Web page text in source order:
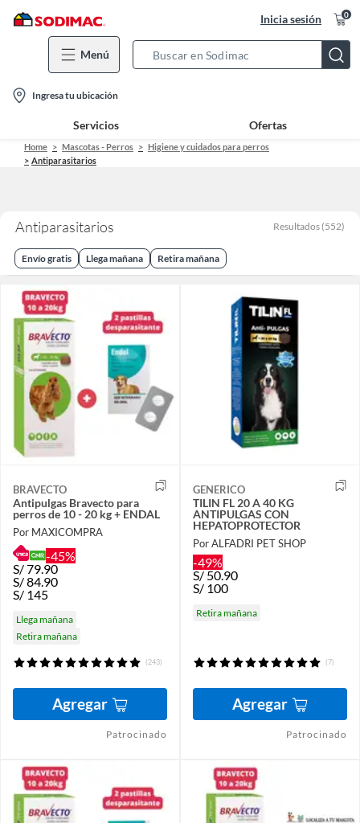
Inicia sesión 0
Menú
Bar
location-
icon
Ingresa tu ubicación
Servicios Ofertas
Home Mascotas - Perros
Higiene y cuidados para perros
Antiparasitarios
Antiparasitarios Resultados (552)
Envío gratis Llega mañana Retira mañana
BRAVECTO
Antipulgas Bravecto para
perros de 10 - 20 kg + ENDAL
Por MAXICOMPRA
-45%
S/79.90
S/84.90
S/ 145
Llega mañana
Retira mañana
(243)
Agregar
Patrocinado
GENERICO
TILIN FL 20 A 40 KG
ANTIPULGAS CON
HEPATOPROTECTOR
Por ALFADRI PET SHOP
-49%
S/50.90
S/ 100
Retira mañana
(7)
Agregar
Patrocinado